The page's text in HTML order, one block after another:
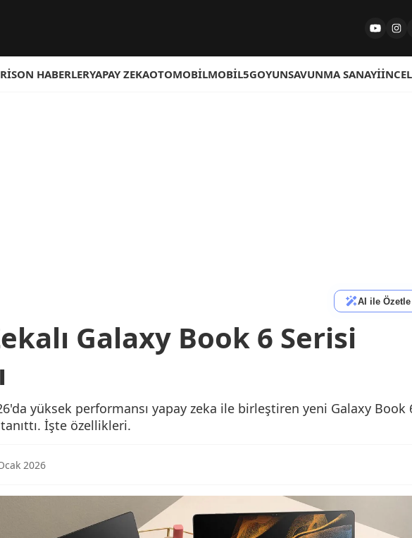
SON HABERLERYAPAY ZEKAOTOMOBILMOBIL5GOYUNSAVUNMA SANAYI
AI ile Özetle
Galaxy Book 6 Serisi
yüksek performansı yapay zeka ile birleştiren yeni Galaxy Book
İşte özellikleri.
2026